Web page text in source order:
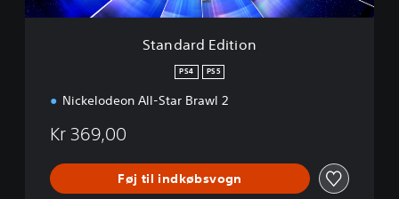
t
Standard Edition
PS4 PS5
Nickelodeon All-Star Brawl 2
Kr 369,00
Føj til indkøbsvogn